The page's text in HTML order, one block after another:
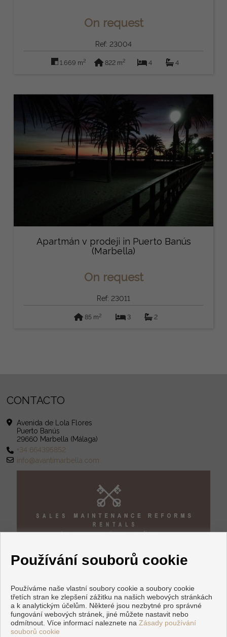
On request
Ref: 23004
1.669 m2 822 m2 4 4
Apartmán v prodeji in Puerto Banús
(Marbella)
On request
Ref: 23011
85 m2 3 2
CONTACTO
Avenida de Lola Flores
Puerto Banús
29660 Marbella (Málaga)
+34 664395852
info@avantimarbella.com
Flats and houses for sale in Marbella
Používání souborů cookie
Používáme naše vlastní soubory cookie a soubory cookie
třetích stran ke zlepšení zážitku na našich webových stránkách
a k analytickým účelům. Některé jsou nezbytné pro správné
fungování webových stránek, jiné můžete nastavit nebo
odmítnout. Více informací naleznete na Zásady používání
souborů cookie